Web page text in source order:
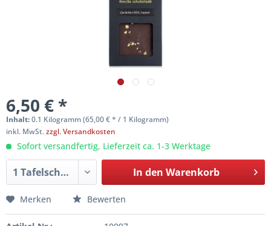
6,50 € *
Inhalt:0.1 Kilogramm (65,00 € * / 1 Kilogramm)
inkl. MwSt.zzgl. Versandkosten
Sofort versandfertig, Lieferzeit ca. 1-3 Werktage
In den Warenkorb
Merken Bewerten